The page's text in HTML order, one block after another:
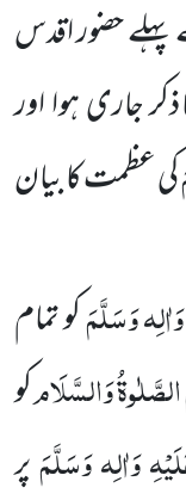
حضور اقدس
ذکر جاری ہوا اور
کی عظمت کا بیان
وَسَلَّمَکو تمام
وَالسَّلَامکو
وَاٰلِہ وَسَلَّمَپر